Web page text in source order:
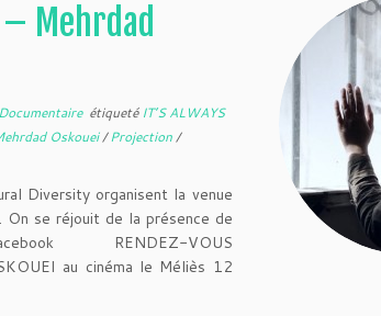
Mehrdad
étiqueté IT’S ALWAYS
Oskouei/Projection/
Diversity organisent la venue
On se réjouit de la présence de
RENDEZ-VOUS
au cinéma le Méliès 12